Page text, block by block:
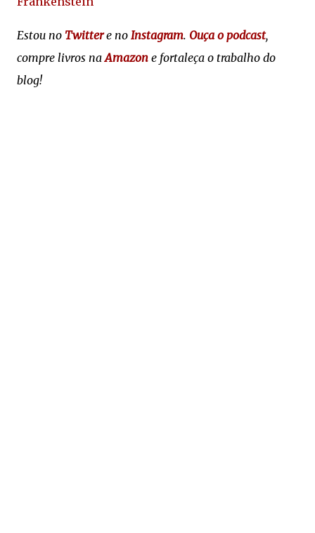
Estou no Twittere no Instagram. Ouça o podcast,
compre livros naAmazon e fortaleça o trabalho do
blog!